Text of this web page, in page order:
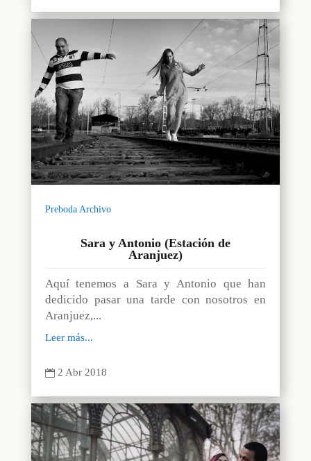
Preboda Archivo
Sara y Antonio (Estación de
Aranjuez)
Aquí tenemos a Sara y Antonio que han
dedicido pasar una tarde con nosotros en
Aranjuez,...
Leer más...
 2 Abr 2018